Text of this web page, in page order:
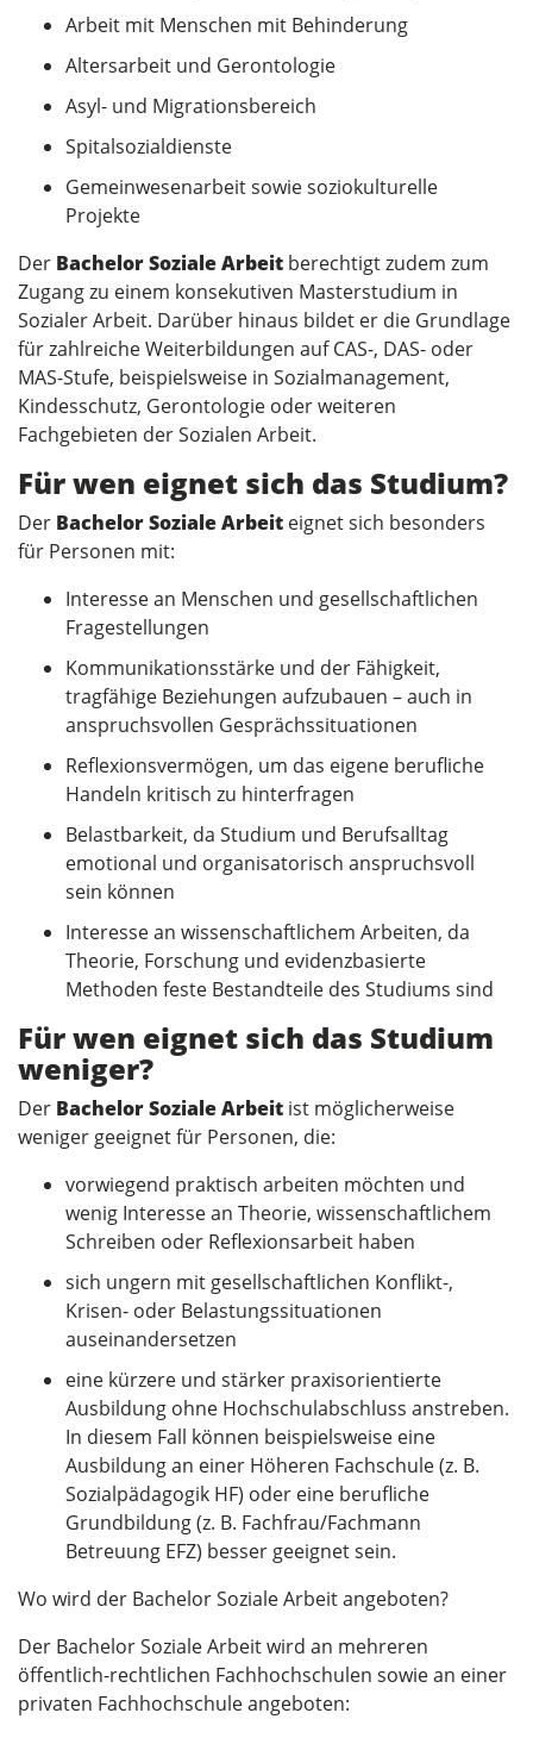
Arbeit mit Menschen mit Behinderung
Altersarbeit und Gerontologie
Asyl- und Migrationsbereich
Spitalsozialdienste
Gemeinwesenarbeit sowie soziokulturelle
Projekte
Der Bachelor Soziale Arbeit berechtigt zudem zum
Zugang zu einem konsekutiven Masterstudium in
Sozialer Arbeit. Darüber hinaus bildet er die Grundlage
für zahlreiche Weiterbildungen auf CAS-, DAS- oder
MAS-Stufe, beispielsweise in Sozialmanagement,
Kindesschutz, Gerontologie oder weiteren
Fachgebieten der Sozialen Arbeit.
Für wen eignet sich das Studium?
Der Bachelor Soziale Arbeit eignet sich besonders
für Personen mit:
Interesse an Menschen und gesellschaftlichen
Fragestellungen
Kommunikationsstärke und der Fähigkeit,
tragfähige Beziehungen aufzubauen – auch in
anspruchsvollen Gesprächssituationen
Reflexionsvermögen, um das eigene berufliche
Handeln kritisch zu hinterfragen
Belastbarkeit, da Studium und Berufsalltag
emotional und organisatorisch anspruchsvoll
sein können
Interesse an wissenschaftlichem Arbeiten, da
Theorie, Forschung und evidenzbasierte
Methoden feste Bestandteile des Studiums sind
Für wen eignet sich das Studium
weniger?
Der Bachelor Soziale Arbeit ist möglicherweise
weniger geeignet für Personen, die:
vorwiegend praktisch arbeiten möchten und
wenig Interesse an Theorie, wissenschaftlichem
Schreiben oder Reflexionsarbeit haben
sich ungern mit gesellschaftlichen Konflikt-,
Krisen- oder Belastungssituationen
auseinandersetzen
eine kürzere und stärker praxisorientierte
Ausbildung ohne Hochschulabschluss anstreben.
In diesem Fall können beispielsweise eine
Ausbildung an einer Höheren Fachschule (z. B.
Sozialpädagogik HF) oder eine berufliche
Grundbildung (z. B. Fachfrau/Fachmann
Betreuung EFZ) besser geeignet sein.
Wo wird der Bachelor Soziale Arbeit angeboten?
Der Bachelor Soziale Arbeit wird an mehreren
öffentlich-rechtlichen Fachhochschulen sowie an einer
privaten Fachhochschule angeboten: